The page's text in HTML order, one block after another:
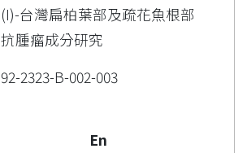
(I)-台灣扁柏葉部及疏花魚根部
抗腫瘤成分研究
92-2323-B-002-003
En